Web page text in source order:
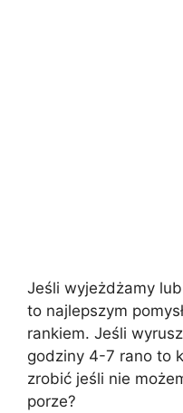
Jeśli wyjeżdżamy
to najlepszym
rankiem. Jeśli
godziny 4-7 rano to
zrobić jeśli nie
porze?